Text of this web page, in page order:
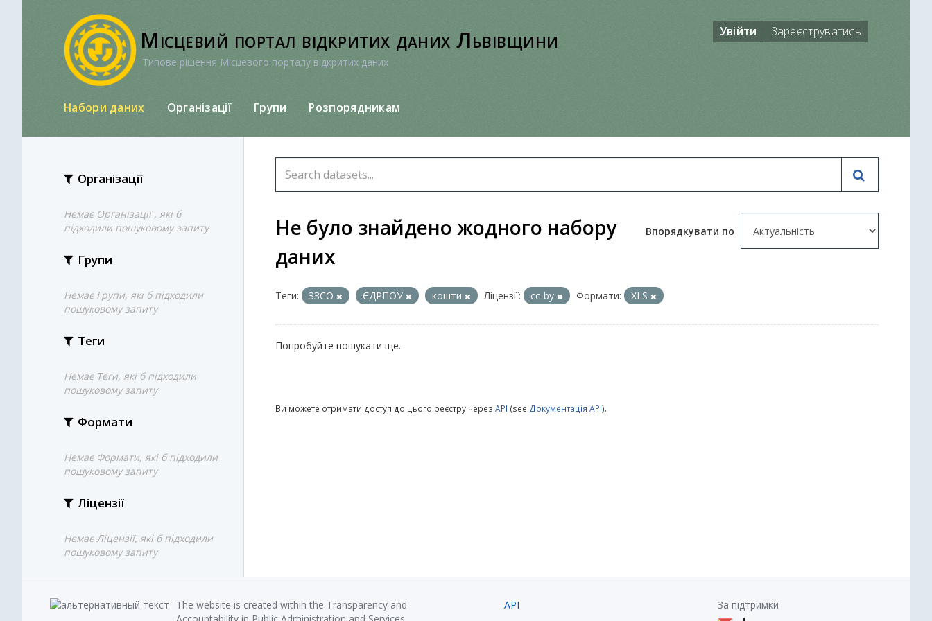
Місцевий портал відкритих даних Львівщини
Типове рішення Місцевого порталу відкритих даних
Увійти Зареєструватись
Набори даних Організації Групи Розпорядникам
Організації
Немає Організації , які б
підходили пошуковому запиту
Групи
Немає Групи, які б підходили
пошуковому запиту
Теги
Немає Теги, які б підходили
пошуковому запиту
Формати
Немає Формати, які б підходили
пошуковому запиту
Ліцензії
Немає Ліцензії, які б підходили
пошуковому запиту
Впорядкувати по
Не було знайдено жодного набору
даних
Теги: ЗЗСО ЄДРПОУ кошти Ліцензії: cc-by Формати: XLS
Попробуйте пошукати ще.
Ви можете отримати доступ до цього реєстру через API (see Документація API).
The website is created within the Transparency and
API
За підтримки